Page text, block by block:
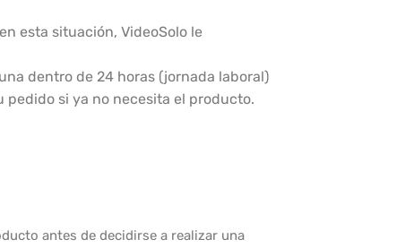
esta situación, VideoSolo le
dentro de 24 horas (jornada laboral)
pedido si ya no necesita el producto.
antes de decidirse a realizar una